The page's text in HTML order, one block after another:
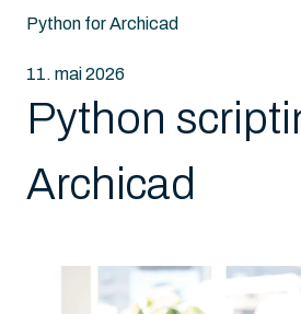
Python for Archicad
11. mai 2026
Python
Archicad